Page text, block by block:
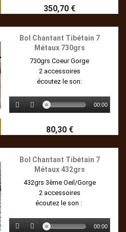
350,70 €
Bol Chantant Tibétain 7
Métaux 730grs
730grs Coeur Gorge
2 accessoires
écoutez le son:
00:00
80,30 €
Bol Chantant Tibétain 7
Métaux 432grs
432grs 3ème Oeil/Gorge
2 accessoires
écoutez le son :
00:00